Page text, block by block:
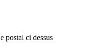
postal ci dessus